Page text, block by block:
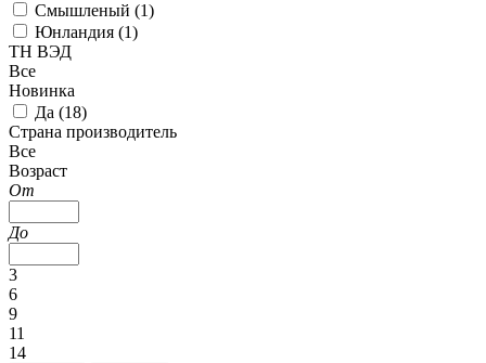
Смышленый (1)
Юнландия (1)
ТН ВЭД
Все
Новинка
Да (18)
Страна производитель
Все
Возраст
От
До
3
6
9
11
14